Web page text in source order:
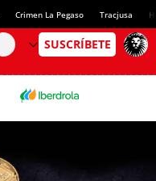
Crimen La Pegaso Tracjusa